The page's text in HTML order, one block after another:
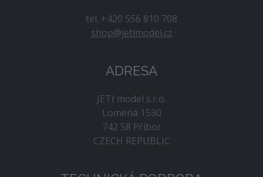
tel. +420 556 810 708
shop@jetimodel.cz
ADRESA
JETI model s.r.o.
Lomená 1530
742 58 Příbor
CZECH REPUBLIC